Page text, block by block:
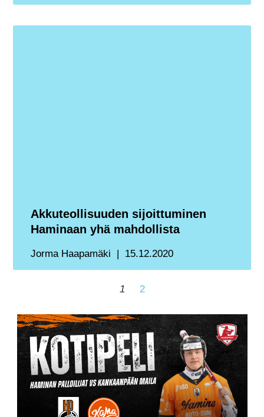
Akkuteollisuuden sijoittuminen
Haminaan yhä mahdollista
Jorma Haapamäki 15.12.2020
1 2